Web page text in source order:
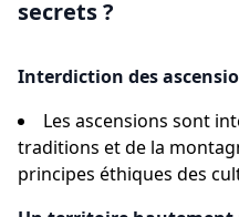
secrets ?
Interdiction des
Les ascensions sont
traditions et de la
principes éthiques des